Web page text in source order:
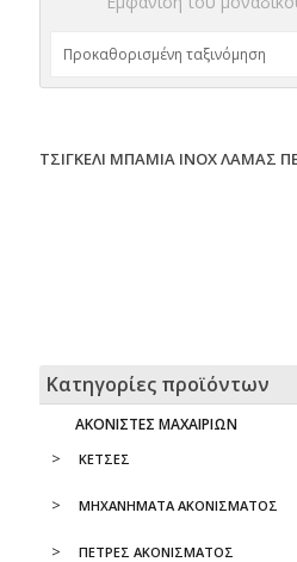
ΤΣΙΓΚΕΛΙ ΜΠΑΜΙΑ INOX ΛΑΜΑΣ
Κατηγορίες προϊόντων
ΑΚΟΝΙΣΤΕΣ ΜΑΧΑΙΡΙΩΝ
ΚΕΤΣΕΣ
ΜΗΧΑΝΗΜΑΤΑ ΑΚΟΝΙΣΜΑΤΟΣ
ΠΕΤΡΕΣ ΑΚΟΝΙΣΜΑΤΟΣ